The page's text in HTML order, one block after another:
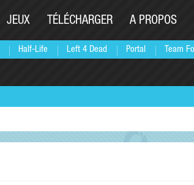
Half-Life Left 4 Dead Portal Team
JEUX TÉLÉCHARGER A PROPOS